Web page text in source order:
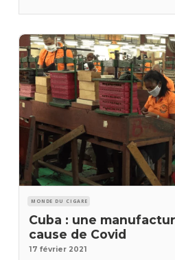
même si sa prise de fonction
MONDE DU CIGARE
Cuba : une
cause de Covid
17 février 2021